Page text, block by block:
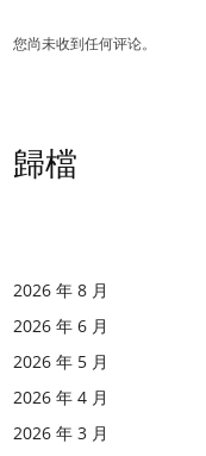
您尚未收到任何评论。
歸檔
2026 年 8 月
2026 年 6 月
2026 年 5 月
2026 年 4 月
2026 年 3 月